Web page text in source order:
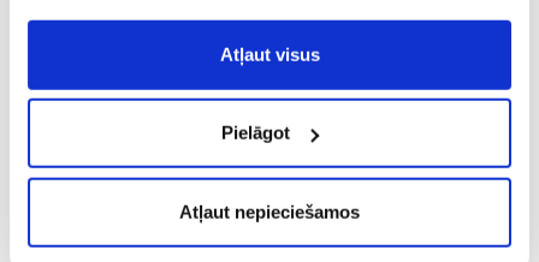
noteikumiem(saīsināti - VVLN).
Atļaut visus
Pielāgot
Atļaut nepieciešamos